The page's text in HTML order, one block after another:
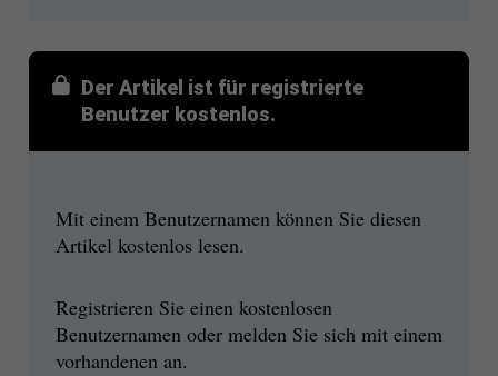
Der Artikel ist für registrierte
Benutzer kostenlos.
Mit einem Benutzernamen können Sie diesen
Artikel kostenlos lesen.
Registrieren Sie einen kostenlosen
Benutzernamen oder melden Sie sich mit einem
vorhandenen an.